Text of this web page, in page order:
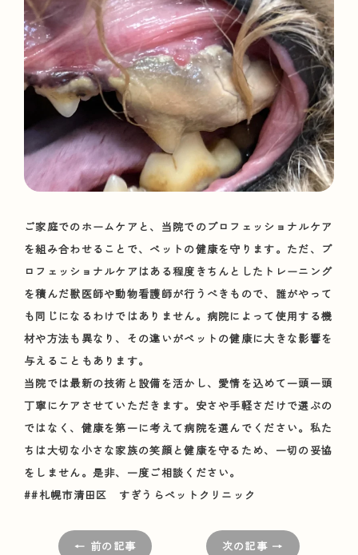
ご家庭でのホームケアと、当院でのプロフェッショナルケア
を組み合わせることで、ペットの健康を守ります。ただ、プ
ロフェッショナルケアはある程度きちんとしたトレーニング
を積んだ獣医師や動物看護師が行うべきもので、誰がやって
も同じになるわけではありません。病院によって使用する機
材や方法も異なり、その違いがペットの健康に大きな影響を
与えることもあります。
当院では最新の技術と設備を活かし、愛情を込めて一頭一頭
丁寧にケアさせていただきます。安さや手軽さだけで選ぶの
ではなく、健康を第一に考えて病院を選んでください。私た
ちは大切な小さな家族の笑顔と健康を守るため、一切の妥協
をしません。是非、一度ご相談ください。
##札幌市清田区 すぎうらペットクリニック
← 前の記事 次の記事 →